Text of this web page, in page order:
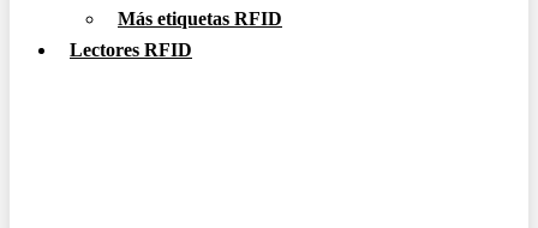
Más etiquetas RFID
Lectores RFID